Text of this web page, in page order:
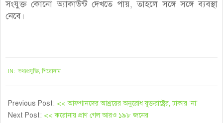
সংযুক্ত কোনো অ্যাকাউন্ট দেখতে পায়, তাহলে সঙ্গে সঙ্গে ব্যবস্থা
নেবে।
IN: তথ্যপ্রযুক্তি,শিরোনাম
Previous Post: << আফগানদের আশ্রয়ের অনুরোধ যুক্তরাষ্ট্রের, ঢাকার ‘না’
Next Post: << করোনায় প্রাণ গেল আরও ১৯৮ জনের